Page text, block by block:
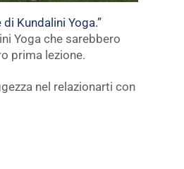
Kundalini Yoga.”
Yoga che sarebbero
prima lezione.
nel relazionarti con